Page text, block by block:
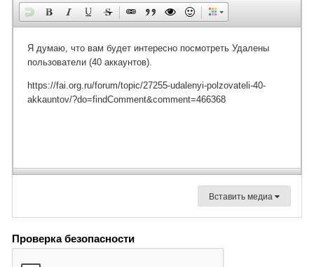
Вставить медиа
Проверка безопасности